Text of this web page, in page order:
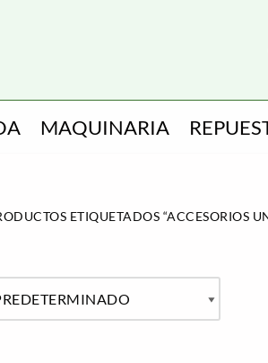
MAQUINARIA
ETIQUETADOS “ACCESORIOS